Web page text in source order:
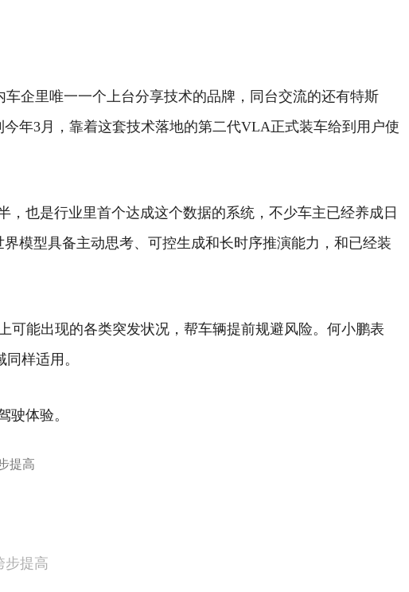
企里唯一一个上台分享技术的品牌，同台交流的还有特斯
年3月，靠着这套技术落地的第二代VLA正式装车给到用户使
也是行业里首个达成这个数据的系统，不少车主已经养成日
模型具备主动思考、可控生成和长时序推演能力，和已经装
能出现的各类突发状况，帮车辆提前规避风险。 何小鹏表
样适用。
体验。
步提高